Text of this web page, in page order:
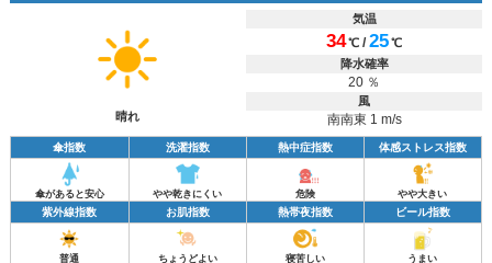
晴れ
気温
34℃ /25℃
降水確率
20 ％
風
南南東 1 m/s
傘指数 洗濯指数 熱中症指数 体感ストレス指数
傘があると安心 やや乾きにくい 危険 やや大きい
紫外線指数 お肌指数 熱帯夜指数 ビール指数
普通 ちょうどよい 寝苦しい うまい